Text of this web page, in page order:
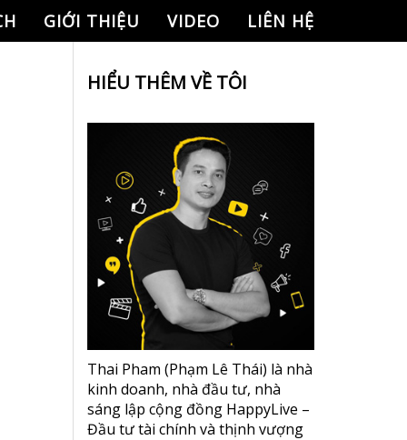
GIỚI THIỆU VIDEO LIÊN HỆ
HIỂU THÊM VỀ TÔI
Thai Pham (Phạm Lê Thái) là nhà
kinh doanh, nhà đầu tư, nhà
sáng lập cộng đồng HappyLive –
Đầu tư tài chính và thịnh vượng